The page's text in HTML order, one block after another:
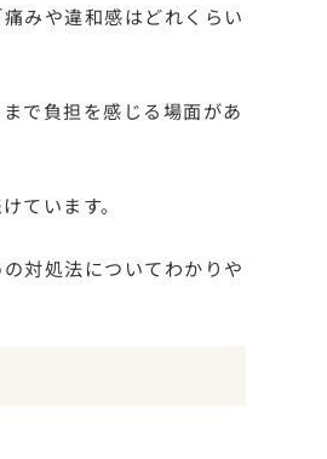
みや違和感はどれくらい
で負担を感じる場面があ
ています。
対処法についてわかりや